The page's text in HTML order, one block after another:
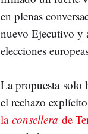
en plenas
nuevo Ejecutivo y
elecciones
La propuesta solo
el rechazo
la consellera de